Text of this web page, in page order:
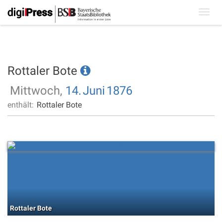
Rottaler Bote
Mittwoch, 14.Juni 1876
enthält: Rottaler Bote
Rottaler Bote